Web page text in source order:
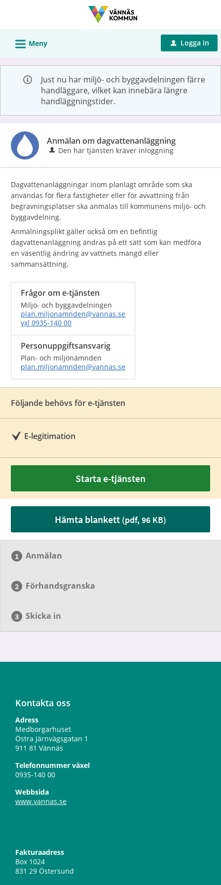
kommun
L Meny u Logga in
Just nu har miljö- och byggavdelningen färre
handläggare, vilket kan innebära längre
handläggningstider.
Anmälan om dagvattenanläggning
Den här tjänsten kräver inloggning
Dagvattenanläggningar inom planlagt område som ska
användas för flera fastigheter eller för avvattning från
begravningsplatser ska anmälas till kommunens miljö- och
byggavdelning.
Anmälningsplikt gäller också om en befintlig
dagvattenanläggning ändras på ett sätt som kan medföra
en väsentlig ändring av vattnets mängd eller
sammansättning.
Frågor om e-tjänsten
Miljö- och byggavdelningen
plan.miljonamnden@vannas.se
vxl 0935-140 00
Personuppgiftsansvarig
Plan- och miljönämnden
plan.miljonamnden@vannas.se
Följande behövs för e-tjänsten
E-legitimation
Starta e-tjänsten
Hämta blankett (pdf, 96 KB)
Anmälan
Förhandsgranska
Skicka in
Kontakta oss
Adress
Medborgarhuset
Östra Järnvägsgatan 1
911 81 Vännäs
Telefonnummer växel
0935-140 00
Webbsida
www.vannas.se
Fakturaadress
Box 1024
831 29 Östersund